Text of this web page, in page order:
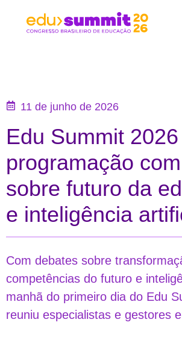
11 de junho de 2026
Edu Summit
programação
sobre futuro da
e inteligência
Com debates sobre
competências do futuro e
manhã do primeiro dia do Edu
reuniu especialistas e gestores